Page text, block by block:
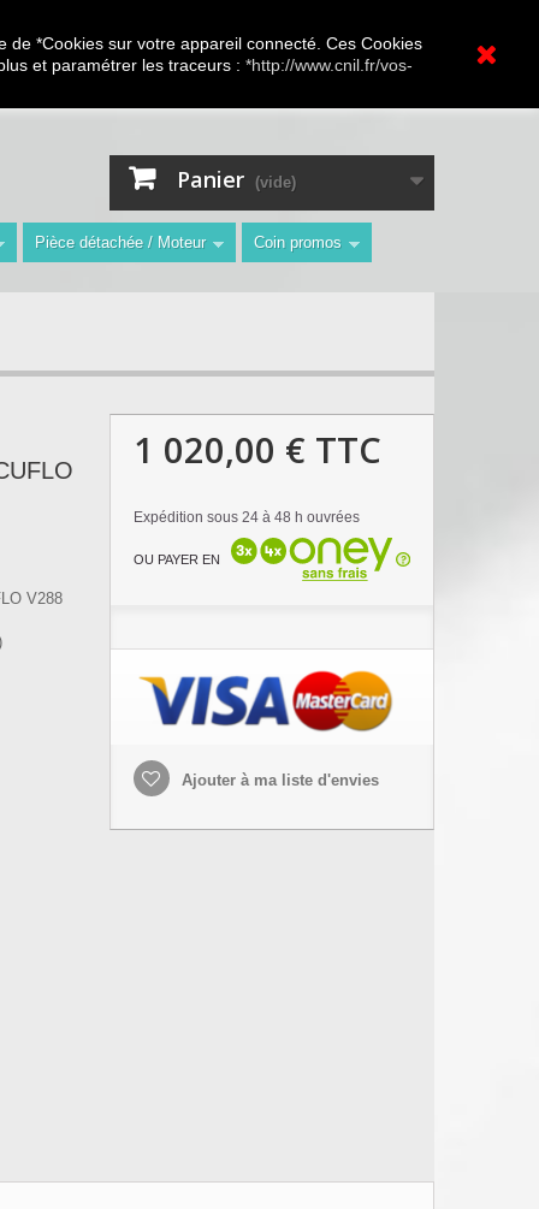
*Cookies sur votre appareil connecté. Ces Cookies
et paramétrer les traceurs : *http://www.cnil.fr/vos-
Connexion
Contactez-nous
Panier (vide)
Pièce détachée / Moteur Coin promos
V288
1 020,00 € TTC
Expédition sous 24 à 48 h ouvrées
OU PAYER EN
Ajouter à ma liste d'envies